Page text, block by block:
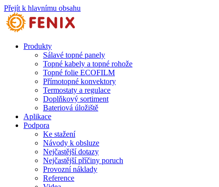
Přejít k hlavnímu obsahu
Produkty
Sálavé topné panely
Topné kabely a topné rohože
Topné folie ECOFILM
Přímotopné konvektory
Termostaty a regulace
Doplňkový sortiment
Bateriová úložiště
Aplikace
Podpora
Ke stažení
Návody k obsluze
Nejčastější dotazy
Nejčastější příčiny poruch
Provozní náklady
Reference